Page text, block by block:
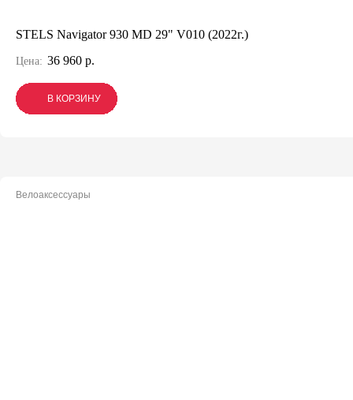
STELS Navigator 930 MD 29" V010 (2022г.)
Цена: 36 960 р.
В КОРЗИНУ
В КОРЗИНУ
В КОРЗИНУ
Велоаксессуары